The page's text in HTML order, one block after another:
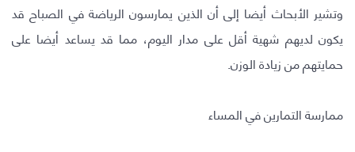
وتشير الأبحاث أيضا إلى أن الذين يمارسون الرياضة في الصباح قد
يكون لديهم شهية أقل على مدار اليوم، مما قد يساعد أيضا على
حمايتهم من زيادة الوزن.
ممارسة التمارين في المساء